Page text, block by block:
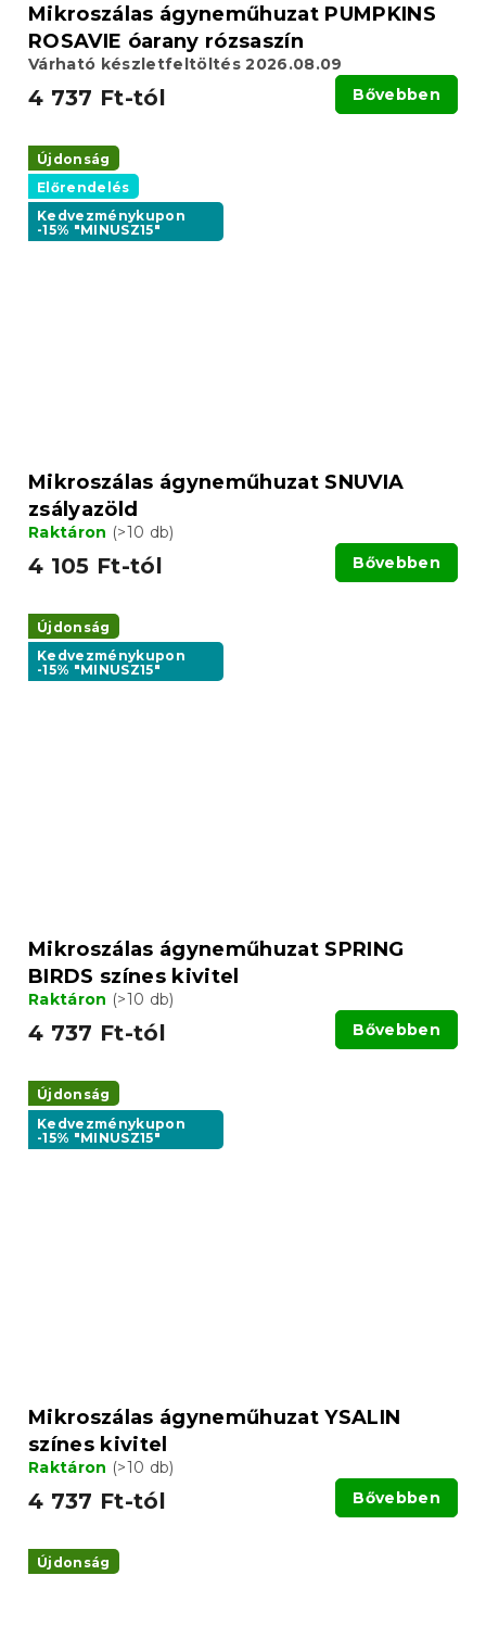
Mikroszálas ágyneműhuzat PUMPKINS
ROSAVIE óarany rózsaszín
Várható készletfeltöltés 2026.08.09
4 737 Ft-tól Bővebben
Újdonság
Előrendelés
Kedvezménykupon
-15% "MINUSZ15"
Mikroszálas ágyneműhuzat SNUVIA
zsályazöld
Raktáron (>10 db)
4 105 Ft-tól Bővebben
Újdonság
Kedvezménykupon
-15% "MINUSZ15"
Mikroszálas ágyneműhuzat SPRING
BIRDS színes kivitel
Raktáron (>10 db)
4 737 Ft-tól Bővebben
Újdonság
Kedvezménykupon
-15% "MINUSZ15"
Mikroszálas ágyneműhuzat YSALIN
színes kivitel
Raktáron (>10 db)
4 737 Ft-tól Bővebben
Újdonság